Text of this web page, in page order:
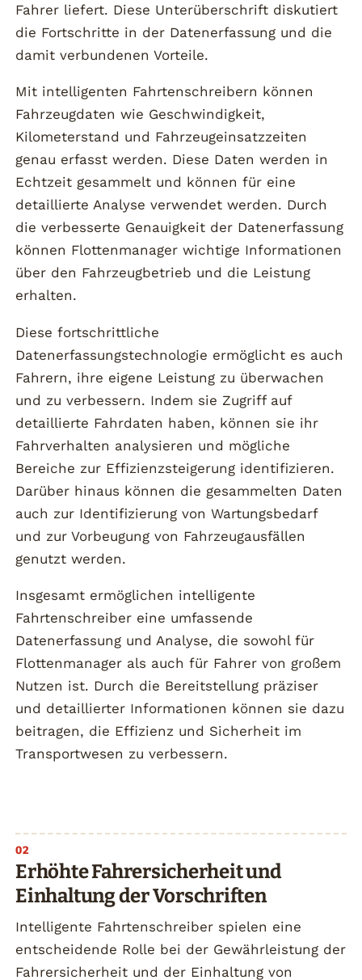
Fahrer liefert. Diese Unterüberschrift diskutiert
die Fortschritte in der Datenerfassung und die
damit verbundenen Vorteile.
Mit intelligenten Fahrtenschreibern können
Fahrzeugdaten wie Geschwindigkeit,
Kilometerstand und Fahrzeugeinsatzzeiten
genau erfasst werden. Diese Daten werden in
Echtzeit gesammelt und können für eine
detaillierte Analyse verwendet werden. Durch
die verbesserte Genauigkeit der Datenerfassung
können Flottenmanager wichtige Informationen
über den Fahrzeugbetrieb und die Leistung
erhalten.
Diese fortschrittliche
Datenerfassungstechnologie ermöglicht es auch
Fahrern, ihre eigene Leistung zu überwachen
und zu verbessern. Indem sie Zugriff auf
detaillierte Fahrdaten haben, können sie ihr
Fahrverhalten analysieren und mögliche
Bereiche zur Effizienzsteigerung identifizieren.
Darüber hinaus können die gesammelten Daten
auch zur Identifizierung von Wartungsbedarf
und zur Vorbeugung von Fahrzeugausfällen
genutzt werden.
Insgesamt ermöglichen intelligente
Fahrtenschreiber eine umfassende
Datenerfassung und Analyse, die sowohl für
Flottenmanager als auch für Fahrer von großem
Nutzen ist. Durch die Bereitstellung präziser
und detaillierter Informationen können sie dazu
beitragen, die Effizienz und Sicherheit im
Transportwesen zu verbessern.
Erhöhte Fahrersicherheit und
Einhaltung der Vorschriften
Intelligente Fahrtenschreiber spielen eine
entscheidende Rolle bei der Gewährleistung der
Fahrersicherheit und der Einhaltung von